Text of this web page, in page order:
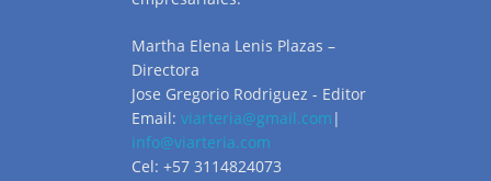
Martha Elena Lenis Plazas –
Directora
Jose Gregorio Rodriguez - Editor
Email: viarteria@gmail.com |
info@viarteria.com
Cel: +57 3114824073